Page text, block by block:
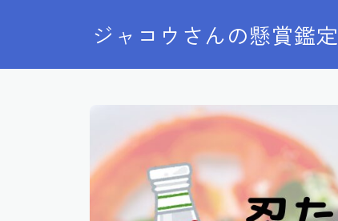
ジャコウさんの懸賞鑑定